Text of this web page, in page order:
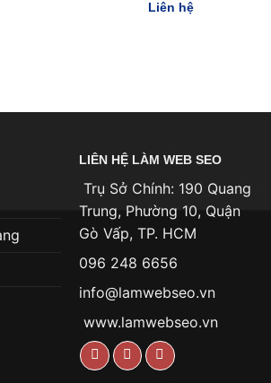
Liên hệ
LIÊN HỆ LÀM WEB SEO
Trụ Sở Chính: 190 Quang
Trung, Phường 10, Quận
Gò Vấp, TP. HCM
096 248 6656
info@lamwebseo.vn
www.lamwebseo.vn